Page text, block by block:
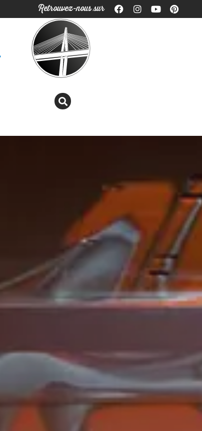
Retrouvez-nous sur